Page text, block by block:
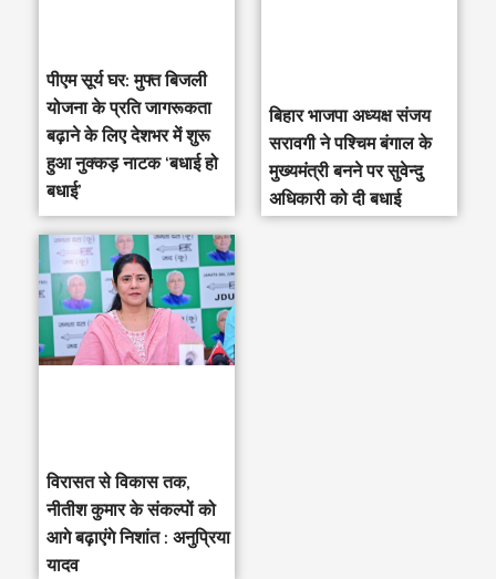
पीएम सूर्य घर: मुफ्त बिजली
योजना के प्रति जागरूकता
बढ़ाने के लिए देशभर में शुरू
हुआ नुक्कड़ नाटक ‘बधाई हो
बधाई’
‎बिहार भाजपा अध्यक्ष संजय
सरावगी ने पश्चिम बंगाल के
मुख्यमंत्री बनने पर सुवेन्दु
अधिकारी को दी बधाई
विरासत से विकास तक,
नीतीश कुमार के संकल्पों को
आगे बढ़ाएंगे निशांत : अनुप्रिया
यादव